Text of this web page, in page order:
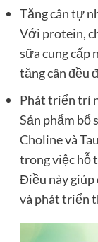
Tăng cân tự
Với protein,
sữa cung cấp
tăng cân đều
Phát triển trí
Sản phẩm bổ
Choline và
trong việc hỗ
Điều này giúp
và phát triển